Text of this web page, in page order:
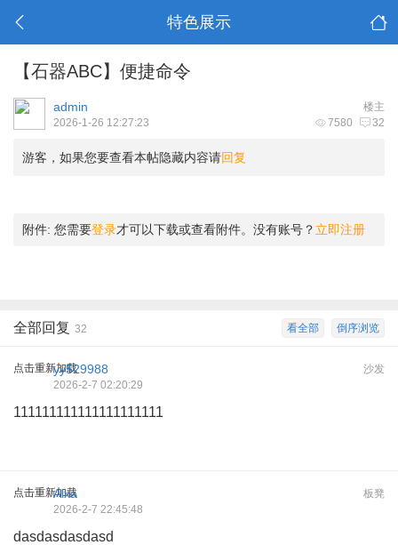
特色展示
【石器ABC】便捷命令
楼主
admin
7580 32
2026-1-26 12:27:23
游客，如果您要查看本帖隐藏内容请回复
附件: 您需要登录才可以下载或查看附件。没有账号？ 立即注册
倒序浏览
看全部
全部回复 32
点击重新加载 沙发
yy529988
2026-2-7 02:20:29
111111111111111111111
点击重新加载 板凳
Alxa
2026-2-7 22:45:48
dasdasdasdasd